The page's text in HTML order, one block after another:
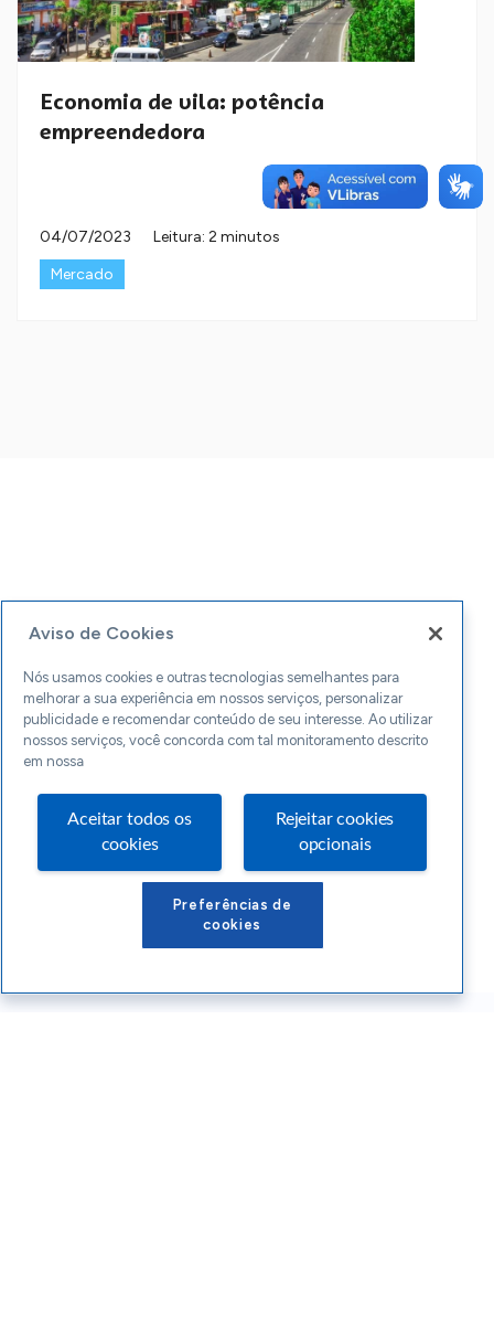
Economia de vila: potência
empreendedora
04/07/2023
Leitura: 2 minutos
Mercado
Aviso de Cookies
Nós usamos cookies e outras tecnologias semelhantes para
melhorar a sua experiência em nossos serviços, personalizar
publicidade e recomendar conteúdo de seu interesse. Ao utilizar
nossos serviços, você concorda com tal monitoramento descrito
em nossa
Aceitar todos os
cookies
Rejeitar cookies
opcionais
Preferências de
cookies